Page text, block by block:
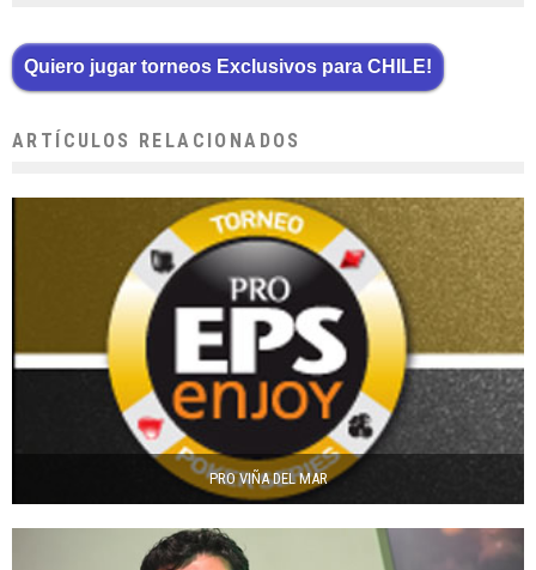
Quiero jugar torneos Exclusivos para CHILE!
ARTÍCULOS RELACIONADOS
PRO VIÑA DEL MAR